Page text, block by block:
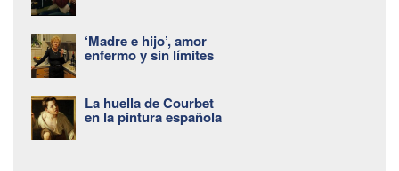
‘Madre e hijo’, amor
enfermo y sin límites
La huella de Courbet
en la pintura española